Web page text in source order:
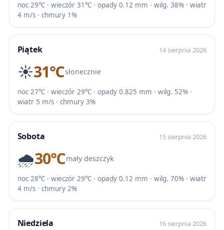
noc 29℃ · wieczór 31℃ · opady 0.12 mm · wilg. 38% · wiatr
4 m/s · chmury 1%
Piątek 14 sierpnia 2026
☀️31℃słonecznie
noc 27℃ · wieczór 29℃ · opady 0.825 mm · wilg. 52% ·
wiatr 5 m/s · chmury 3%
Sobota 15 sierpnia 2026
🌧️30℃mały deszczyk
noc 28℃ · wieczór 29℃ · opady 0.12 mm · wilg. 70% · wiatr
4 m/s · chmury 2%
Niedziela 16 sierpnia 2026